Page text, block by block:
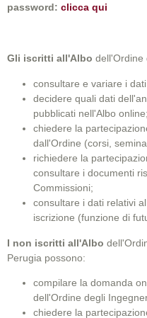
password: clicca qui
Gli iscritti all'Albo dell'Ordine
consultare e variare i
decidere quali dati
pubblicati nell'Albo online;
chiedere la
dall'Ordine (corsi,
richiedere la
consultare i documenti
Commissioni;
consultare i dati relativi
iscrizione (funzione di
I non iscritti all'Albo
Perugia possono:
compilare la domanda
dell'Ordine degli
chiedere la